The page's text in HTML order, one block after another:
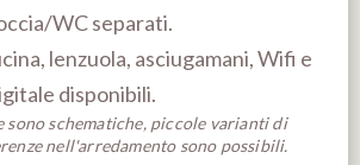
WC separati.
lenzuola, asciugamani, Wifi e
disponibili.
sono schematiche, piccole varianti di
nell'arredamento sono possibili.